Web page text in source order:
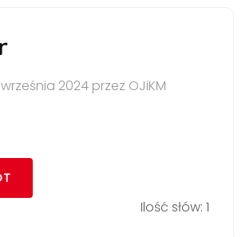
2024 przez OJiKM
Ilość słów: 1